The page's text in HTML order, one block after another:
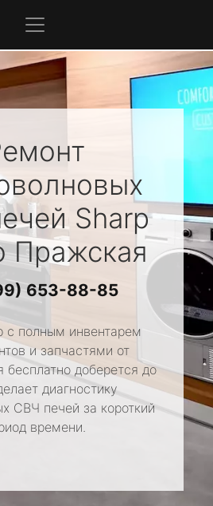
Sharp
Пражская
653-88-85
полным инвентарем
и запчастями от
бесплатно доберется до
диагностику
СВЧ печей за короткий
времени.